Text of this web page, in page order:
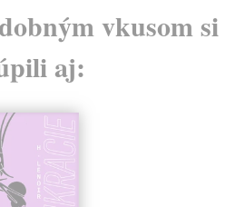
vkusom si
aj: